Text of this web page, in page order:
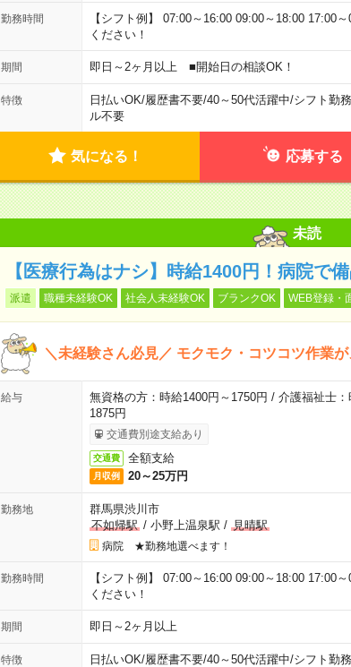
勤務時間
【シフト例】 07:00～16:00 09:00～18:00 17:00
ください！
期間 即日～2ヶ月以上 ■開始日の相談OK！
特徴 日払いOK/履歴書不要/40～50代活躍中/シフト勤務
ル不要
気になる！ 応募する
未読
【医療行為はナシ】時給1400円！病院で
派遣 職種未経験OK 社会人未経験OK ブランクOK WEB登録・
＼未経験さん必見／ モクモク・コツコツ作業
給与
無資格の方：時給1400円～1750円 / 介護福祉士
1875円
交通費別途支給あり
交通費 全額支給
月収例 20～25万円
勤務地
群馬県渋川市
不如帰駅/ 小野上温泉駅 / 見晴駅
病院 ★勤務地選べます！
勤務時間
【シフト例】 07:00～16:00 09:00～18:00 17:00
ください！
期間 即日～2ヶ月以上
特徴 日払いOK/履歴書不要/40～50代活躍中/シフト勤務